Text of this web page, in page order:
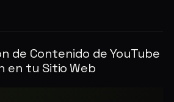
de Contenido de YouTube
en tu Sitio Web